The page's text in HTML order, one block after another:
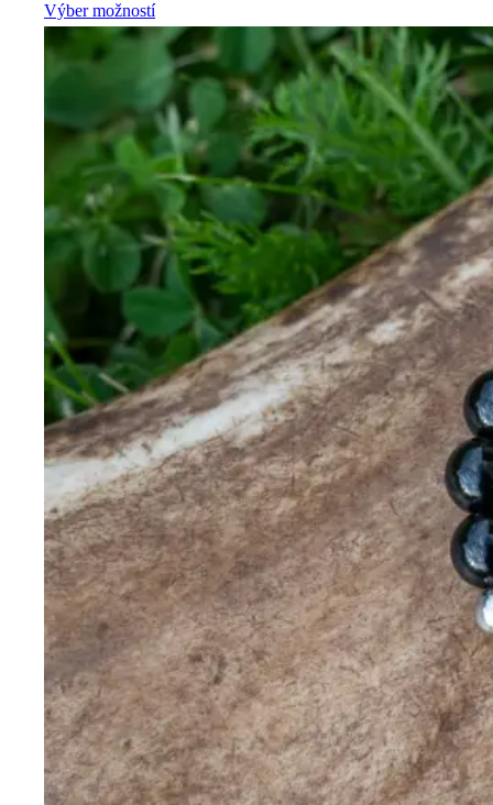
Výber možností